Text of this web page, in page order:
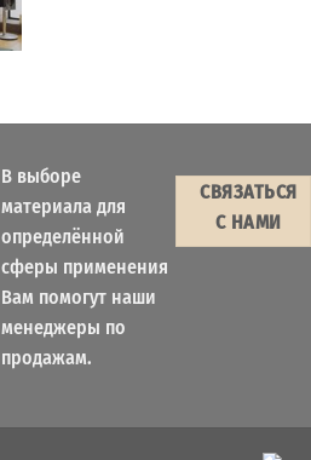
В выборе
материала для
определённой
сферы применения
Вам помогут наши
менеджеры по
продажам.
СВЯЗАТЬСЯ
С НАМИ